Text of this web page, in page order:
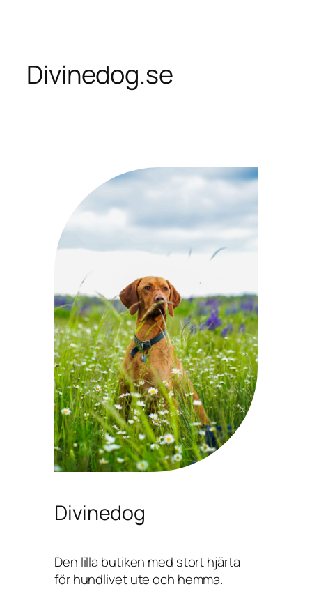
content
Divinedog.se
Divinedog
Den lilla butiken med stort hjärta
för hundlivet ute och hemma.